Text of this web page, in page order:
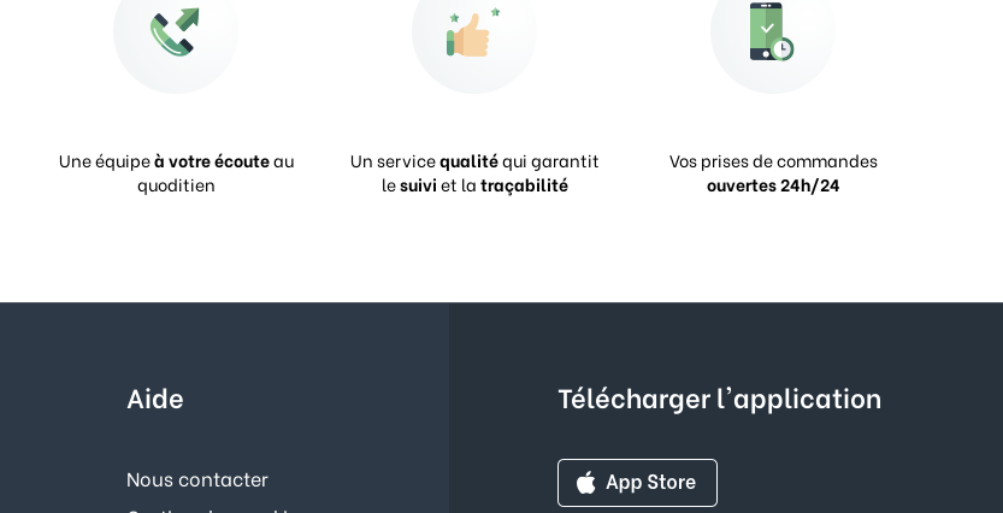
Une équipeà votre écouteau
quoditien
Un servicequalitéqui garantit
lesuiviet latraçabilité
Vos prises de commandes
ouvertes 24h/24
Aide
Nous contacter
Télécharger l'application